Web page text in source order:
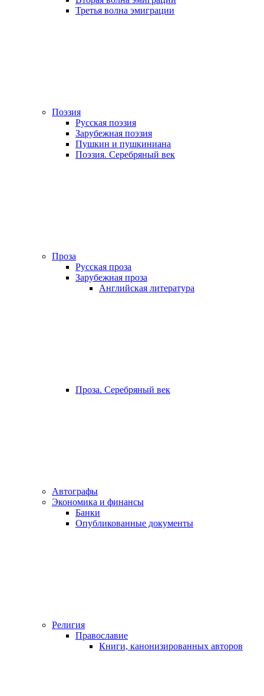
Третья волна эмиграции
Поэзия
Русская поэзия
Зарубежная поэзия
Пушкин и пушкиниана
Поэзия. Серебряный век
Проза
Русская проза
Зарубежная проза
Английская литература
Проза. Серебряный век
Автографы
Экономика и финансы
Банки
Опубликованные документы
Религия
Православие
Книги, канонизированных авторов